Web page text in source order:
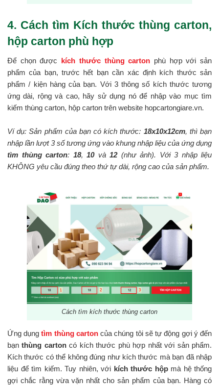
4. Cách tìm Kích thước thùng carton,
hộp carton phù hợp
Để chọn được kích thước thùng carton phù hợp với sản
phẩm của bạn, trước hết bạn cần xác định kích thước sản
phẩm / kiện hàng của bạn. Với 3 thông số kích thước tương
ứng dài, rộng và cao, hãy sử dụng nó để nhập vào mục tìm
kiếm thùng carton, hộp carton trên website hopcartongiare.vn.
Ví dụ: Sản phẩm của bạn có kích thước: 18x10x12cm, thì bạn
nhập lần lượt 3 số tương ứng vào khung nhập liệu của ứng dụng
tìm thùng carton: 18, 10 và 12 (như ảnh). Với 3 nhập liệu
KHÔNG yêu cầu đúng theo thứ tự dài, rộng cao của sản phẩm.
Cách tìm kích thước thùng carton
Ứng dụngtìm thùng cartoncủa chúng tôi sẽ tự động gợi ý đến
bạnthùng cartoncó kích thước phù hợp nhất với sản phẩm.
Kích thước có thể không đúng như kích thước mà bạn đã nhập
liệu để tìm kiếm. Tuy nhiên, với kích thước hộpmà hệ thống
gợi chắc rằng vừa vặn nhất cho sản phẩm của bạn. Hàng có